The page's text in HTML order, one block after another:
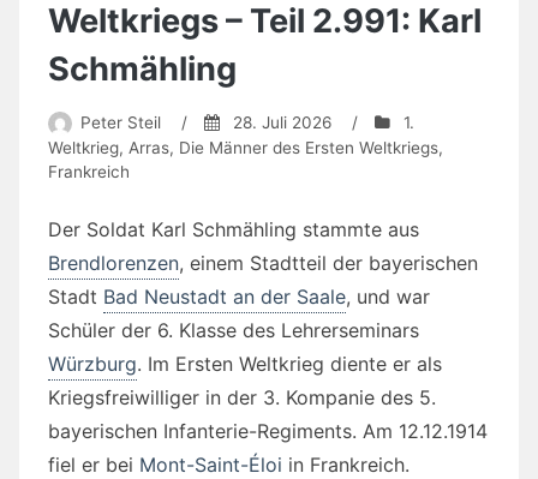
Weltkriegs – Teil 2.991: Karl
Schmähling
Peter Steil / 28. Juli 2026 /
1.
Weltkrieg, Arras, Die Männer des Ersten Weltkriegs,
Frankreich
Der Soldat Karl Schmähling stammte aus
Brendlorenzen, einem Stadtteil der bayerischen
Stadt Bad Neustadt an der Saale, und war
Schüler der 6. Klasse des Lehrerseminars
Würzburg. Im Ersten Weltkrieg diente er als
Kriegsfreiwilliger in der 3. Kompanie des 5.
bayerischen Infanterie-Regiments. Am 12.12.1914
fiel er bei Mont-Saint-Éloi in Frankreich.